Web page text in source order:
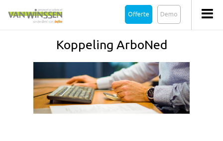
Demo
Offerte
Koppeling ArboNed